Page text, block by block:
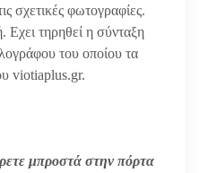
σχετικές φωτογραφίες.
Εχει τηρηθεί η σύνταξη
του οποίου τα
viotiaplus.gr.
μπροστά στην πόρτα